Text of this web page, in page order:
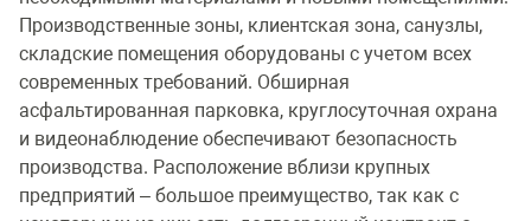
Производственные зоны, клиентская зона, санузлы,
складские помещения оборудованы с учетом всех
современных требований. Обширная
асфальтированная парковка, круглосуточная охрана
и видеонаблюдение обеспечивают безопасность
производства. Расположение вблизи крупных
предприятий – большое преимущество, так как с